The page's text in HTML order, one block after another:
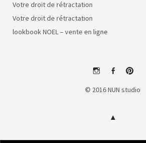
Votre droit de rétractation
Votre droit de rétractation
lookbook NOEL – vente en ligne
instagramfacebookpinterest
© 2016 NUN studio